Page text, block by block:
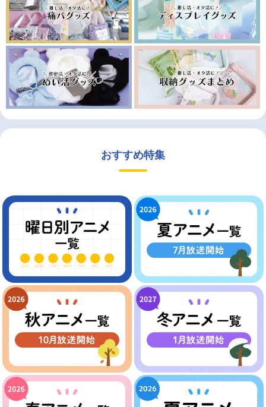
おすすめ特集